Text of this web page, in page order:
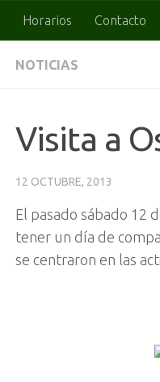
Horarios Contacto
NOTICIAS
Visita a
12 OCTUBRE, 2013
El pasado sábado 12
tener un día de
se centraron en las